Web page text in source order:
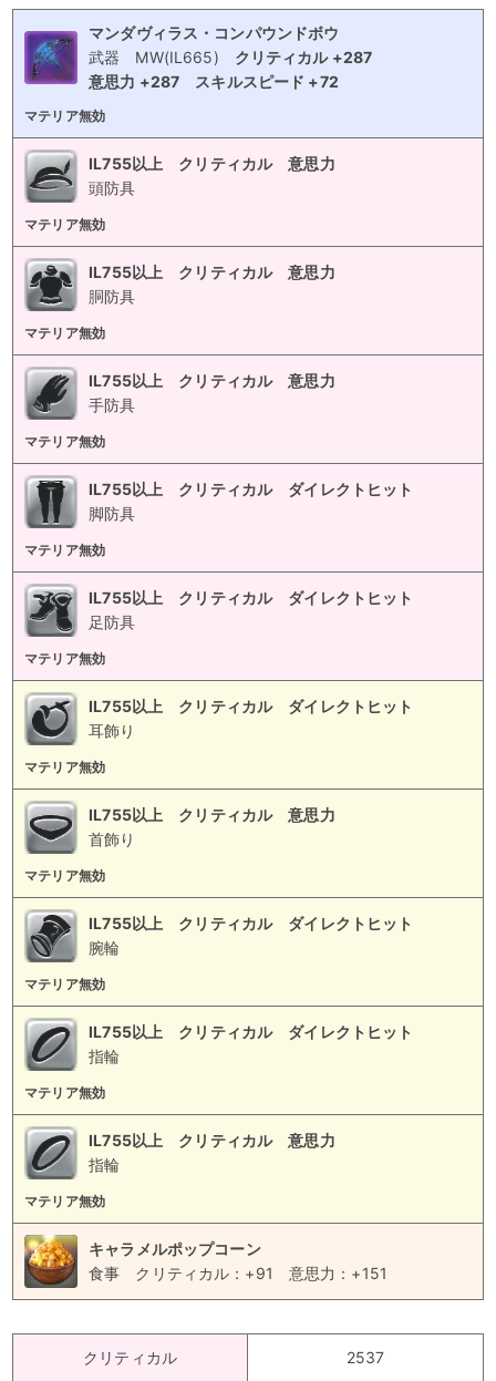
マンダヴィラス・コンパウンドボウ
武器
MW(IL665)
クリティカル +287
意思力 +287
スキルスピード +72
マテリア無効
IL755以上 クリティカル 意思力
頭防具
マテリア無効
IL755以上 クリティカル 意思力
胴防具
マテリア無効
IL755以上 クリティカル 意思力
手防具
マテリア無効
IL755以上 クリティカル ダイレクトヒット
脚防具
マテリア無効
IL755以上 クリティカル ダイレクトヒット
足防具
マテリア無効
IL755以上 クリティカル ダイレクトヒット
耳飾り
マテリア無効
IL755以上 クリティカル 意思力
首飾り
マテリア無効
IL755以上 クリティカル ダイレクトヒット
腕輪
マテリア無効
IL755以上 クリティカル ダイレクトヒット
指輪
マテリア無効
IL755以上 クリティカル 意思力
指輪
マテリア無効
キャラメルポップコーン
食事
クリティカル：+91 意思力：+151
クリティカル 2537